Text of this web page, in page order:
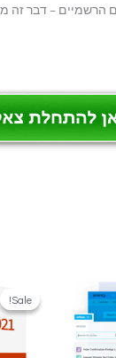
הרשמיים – דבר זה
Sale!
Sale!